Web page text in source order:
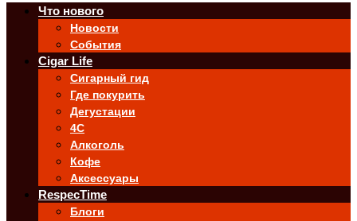
Что нового
Новости
События
Cigar Life
Сигарный гид
Где покурить
Дегустации
4C
Алкоголь
Кофе
Аксессуары
RespecTime
Блоги